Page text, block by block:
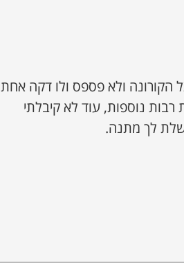
הקורונה ולא פספס ולו דקה אחת
רבות נוספות, עוד לא קיבלתי
לך מתנה.